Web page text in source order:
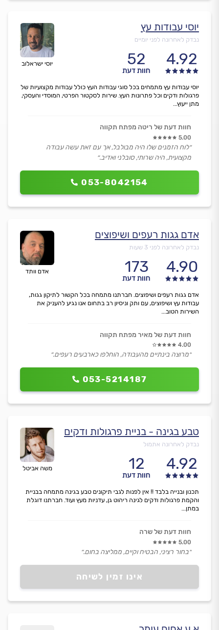
יוסי ישראלוב
יוסי עבודות עץ
נבדק לאחרונה לפני יומיים
4.92
52
חוות דעת
053-8042154
יוסי עבודות עץ מתמחים בכל סוגי עבודות העץ כולל עבודות מקצועיות של
פרגולות ודקים וכל פתרונות העץ. שירות לסקטור הפרטי, המוסדי והעסקי,
מתן ייעוץ...
חוות דעת של ריטה מפתח תקווה
5.00
״לוח הזמנים שלו היה מבולבל, אך עם זאת עשה עבודה
מקצועית, היה שרותי, סובלני ואדיב.״
אדם וותד
אדם גגות רעפים ושיפוצים
נבדק לאחרונה לפני 3 שעות
4.90
173
חוות דעת
053-5214187
אדם גגות רעפים ושיפוצים. חברתנו מתמחה בכל הקשור לתיקון גגות,
עבודות עץ ושיפוצים, עם ותק וניסיון רב בתחום אנו נגיע להעניק את
השירות הטוב...
חוות דעת של מאיר מפתח תקווה
4.00
״מרוצה בינתיים מהעבודה, הוחלפו כארבעים רעפים.״
משה אביטל
טבע בגינה - בניית פרגולות ודקים
נבדק לאחרונה אתמול
4.92
12
חוות דעת
אינו זמין לשיחה
תכנון ובנייה בלבד !! אין לפנות לגבי תיקונים טבע בגינה מתמחה בבניית
והקמת פרגולות ודקים לגינה ריהוט גן, עדניות מעץ ועוד. חברתנו דוגלת
במתן...
חוות דעת של שרה
5.00
״בחור רציני, הבטיח וקיים, ממליצה בחום.״